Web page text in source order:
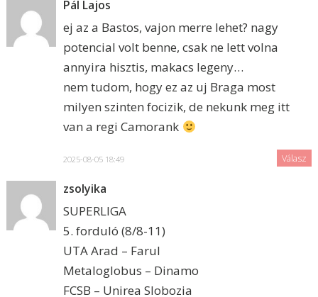
Pál Lajos
ej az a Bastos, vajon merre lehet? nagy
potencial volt benne, csak ne lett volna
annyira hisztis, makacs legeny…
nem tudom, hogy ez az uj Braga most
milyen szinten focizik, de nekunk meg itt
van a regi Camorank
2025-08-05 18:49 Válasz
zsolyika
SUPERLIGA
5. forduló (8/8-11)
UTA Arad – Farul
Metaloglobus – Dinamo
FCSB – Unirea Slobozia